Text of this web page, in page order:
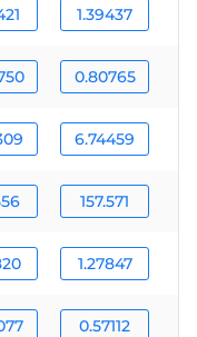
1.39437
0.80765
6.74459
157.571
1.27847
0.57112